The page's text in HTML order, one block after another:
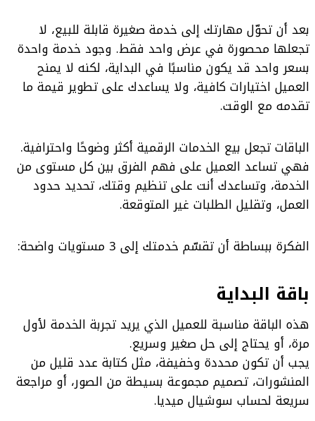
بعد أن تحوّل مهارتك إلى خدمة صغيرة قابلة للبيع، لا
تجعلها محصورة في عرض واحد فقط. وجود خدمة واحدة
بسعر واحد قد يكون مناسبًا في البداية، لكنه لا يمنح
العميل اختيارات كافية، ولا يساعدك على تطوير قيمة ما
تقدمه مع الوقت.
الباقات تجعل بيع الخدمات الرقمية أكثر وضوحًا واحترافية.
فهي تساعد العميل على فهم الفرق بين كل مستوى من
الخدمة، وتساعدك أنت على تنظيم وقتك، تحديد حدود
العمل، وتقليل الطلبات غير المتوقعة.
الفكرة ببساطة أن تقسّم خدمتك إلى 3 مستويات واضحة:
باقة البداية
هذه الباقة مناسبة للعميل الذي يريد تجربة الخدمة لأول
مرة، أو يحتاج إلى حل صغير وسريع.
يجب أن تكون محددة وخفيفة، مثل كتابة عدد قليل من
المنشورات، تصميم مجموعة بسيطة من الصور، أو مراجعة
سريعة لحساب سوشيال ميديا.